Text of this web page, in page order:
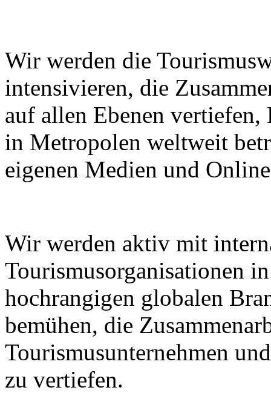
Wir werden die
intensivieren, die
auf allen Ebenen
in Metropolen weltweit
eigenen Medien und
Wir werden aktiv mit
Tourismusorganisationen
hochrangigen globalen
bemühen, die
Tourismusunternehmen
zu vertiefen.